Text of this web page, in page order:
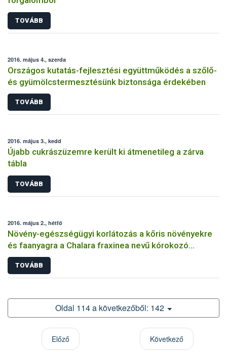
TOVÁBB
2016. május 4., szerda
Országos kutatás-fejlesztési együttműködés a szőlő-
és gyümölcstermesztésünk biztonsága érdekében
TOVÁBB
2016. május 3., kedd
Újabb cukrászüzemre került ki átmenetileg a zárva
tábla
TOVÁBB
2016. május 2., hétfő
Növény-egészségügyi korlátozás a kőris növényekre
és faanyagra a Chalara fraxinea nevű kórokozó
terjedésének megakadályozására
TOVÁBB
Oldal 114 a következőből: 142
Előző
Következő